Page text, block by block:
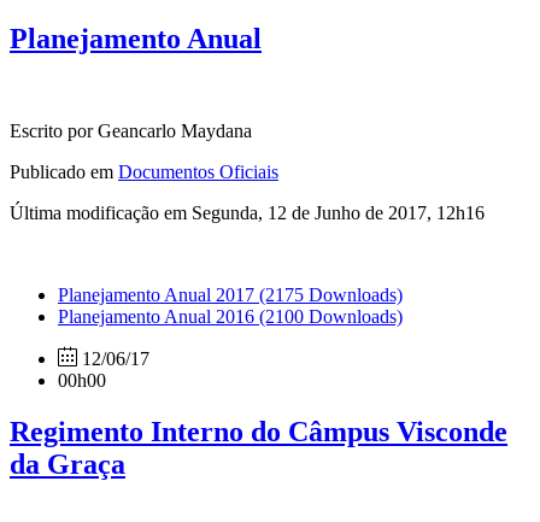
Planejamento Anual
Escrito por Geancarlo Maydana
Publicado em Documentos Oficiais
Última modificação em Segunda, 12 de Junho de 2017, 12h16
Planejamento Anual 2017 (2175 Downloads)
Planejamento Anual 2016 (2100 Downloads)
12/06/17
00h00
Regimento Interno do Câmpus Visconde
da Graça